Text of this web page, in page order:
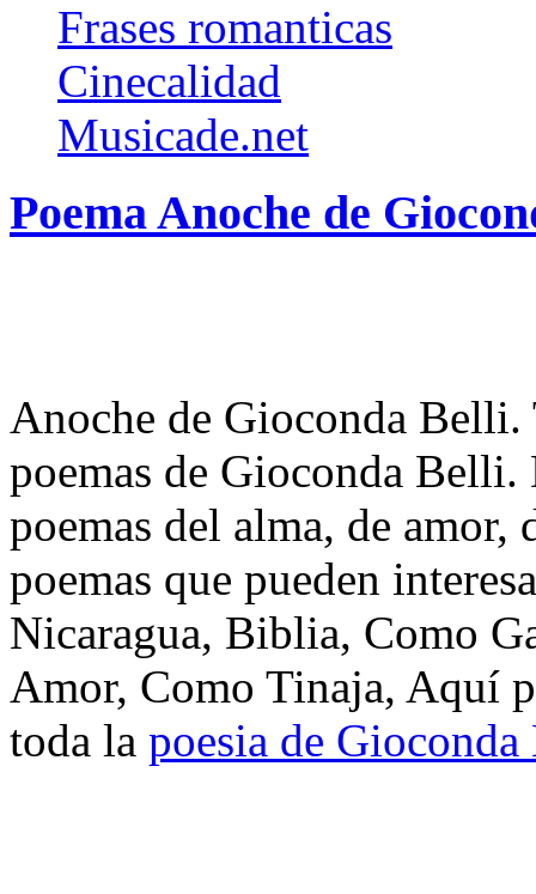
Frases romanticas
Cinecalidad
Musicade.net
Poema Anoche de
Anoche de Gioconda
poemas de Gioconda
poemas del alma, de
poemas que pueden
Nicaragua, Biblia, Como
Amor, Como Tinaja, Aquí
toda la poesia de